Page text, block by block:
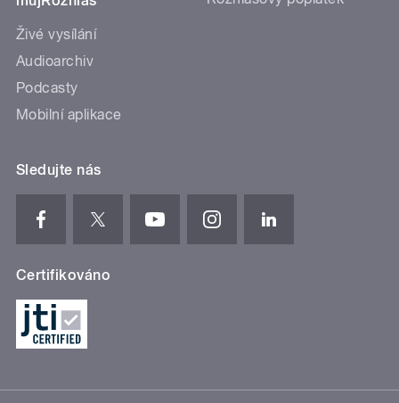
Živé vysílání
Audioarchiv
Podcasty
Mobilní aplikace
Sledujte nás
Certifikováno